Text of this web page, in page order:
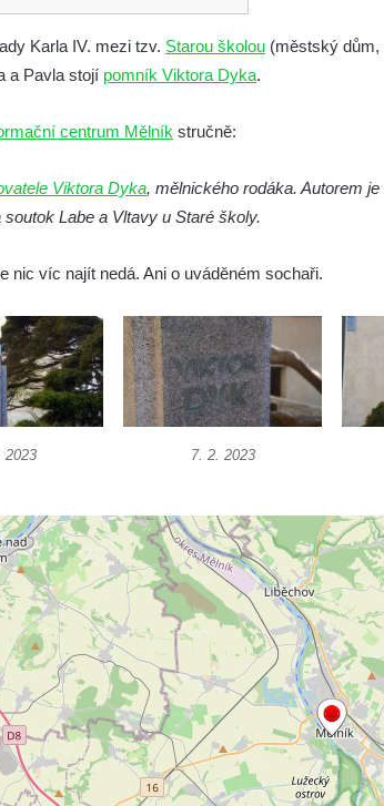
Chalikotérium v ZOO Hluboká
Smilodon v ZOO Hluboká
Veledaněk v ZOO Hluboká
Koroun bezzubý v ZOO Hluboká
Medvěd jeskynní v ZOO Hluboká
Mamutí lebka v ZOO Hluboká
Vydry si hrají v ZOO Hluboká
v ZOO Hluboká
Matka příroda v ZOO Hluboká
v ZOO Hluboká
Rys číhající na srnu v ZOO Hluboká
v ZOO Hluboká
Tygr v ZOO Hluboká
v ZOO Hluboká
horský v ZOO Hluboká
v ZOO Hluboká
v ZOO Hluboká
Nosorožík v ZOO Hluboká
Karla IV. mezi tzv. Starou školou (městský dům,
a Pavla stojí pomník Viktora Dyka.
centrum Mělník stručně:
Viktora Dyka, mělnického rodáka. Autorem
Labe a Vltavy u Staré školy.
nic víc najít nedá. Ani o uváděném sochaři.
2023 7. 2. 2023